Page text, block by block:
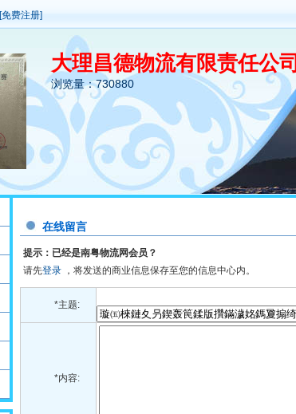
[免费注册]
大理昌德物流有限责任公司
浏览量：730880
在线留言
提示：已经是南粤物流网会员？
请先登录 ，将发送的商业信息保存至您的信息中心内。
*主题:
*内容: